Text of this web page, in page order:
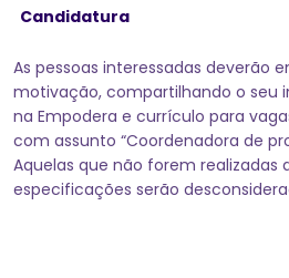
Candidatura
As pessoas interessadas deverão
motivação, compartilhando o seu
na Empodera e currículo para
com assunto “Coordenadora de
Aquelas que não forem realizadas
especificações serão